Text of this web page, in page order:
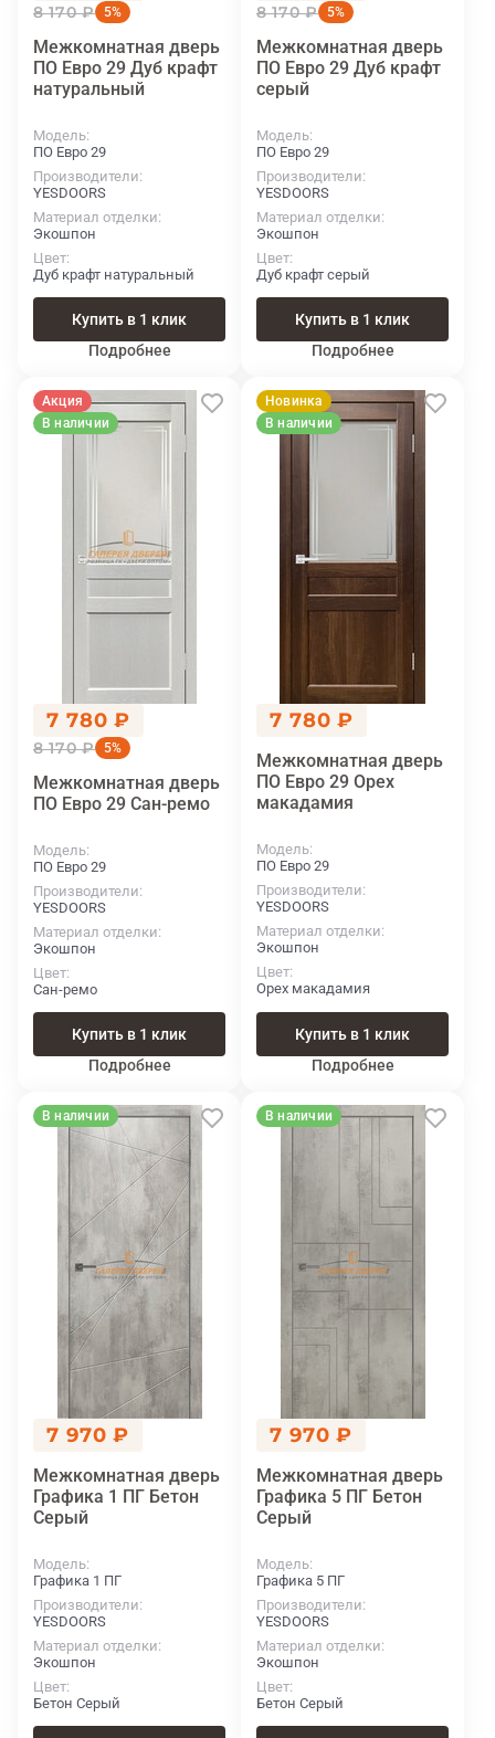
8 170 ₽ 5%
Межкомнатная дверь
ПО Евро 29 Дуб крафт
натуральный
Модель
ПО Евро 29
Производители
YESDOORS
Материал отделки
Экошпон
Цвет
Дуб крафт натуральный
Купить в 1 клик
Подробнее
8 170 ₽ 5%
Межкомнатная дверь
ПО Евро 29 Дуб крафт
серый
Модель
ПО Евро 29
Производители
YESDOORS
Материал отделки
Экошпон
Цвет
Дуб крафт серый
Купить в 1 клик
Подробнее
Акция
В наличии
7 780 ₽
8 170 ₽ 5%
Межкомнатная дверь
ПО Евро 29 Сан-ремо
Модель
ПО Евро 29
Производители
YESDOORS
Материал отделки
Экошпон
Цвет
Сан-ремо
Купить в 1 клик
Подробнее
Новинка
В наличии
7 780 ₽
Межкомнатная дверь
ПО Евро 29 Орех
макадамия
Модель
ПО Евро 29
Производители
YESDOORS
Материал отделки
Экошпон
Цвет
Орех макадамия
Купить в 1 клик
Подробнее
В наличии
7 970 ₽
Межкомнатная дверь
Графика 1 ПГ Бетон
Серый
Модель
Графика 1 ПГ
Производители
YESDOORS
Материал отделки
Экошпон
Цвет
Бетон Серый
В наличии
7 970 ₽
Межкомнатная дверь
Графика 5 ПГ Бетон
Серый
Модель
Графика 5 ПГ
Производители
YESDOORS
Материал отделки
Экошпон
Цвет
Бетон Серый